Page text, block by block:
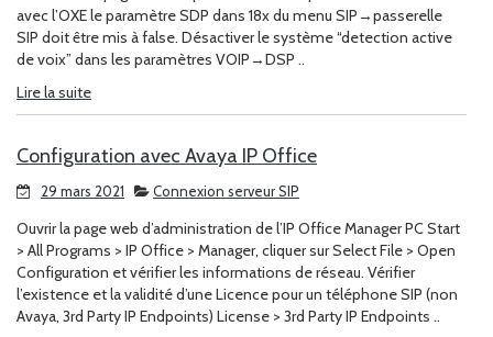
avec l’OXE le paramètre SDP dans 18x du menu SIP→passerelle
SIP doit être mis à false. Désactiver le système “detection active
de voix” dans les paramètres VOIP→DSP ..
Lire la suite
Configuration avec Avaya IP Office
29 mars 2021 Connexion serveur SIP
Ouvrir la page web d’administration de l’IP Office Manager PC Start
> All Programs > IP Office > Manager, cliquer sur Select File > Open
Configuration et vérifier les informations de réseau. Vérifier
l’existence et la validité d’une Licence pour un téléphone SIP (non
Avaya, 3rd Party IP Endpoints) License > 3rd Party IP Endpoints ..